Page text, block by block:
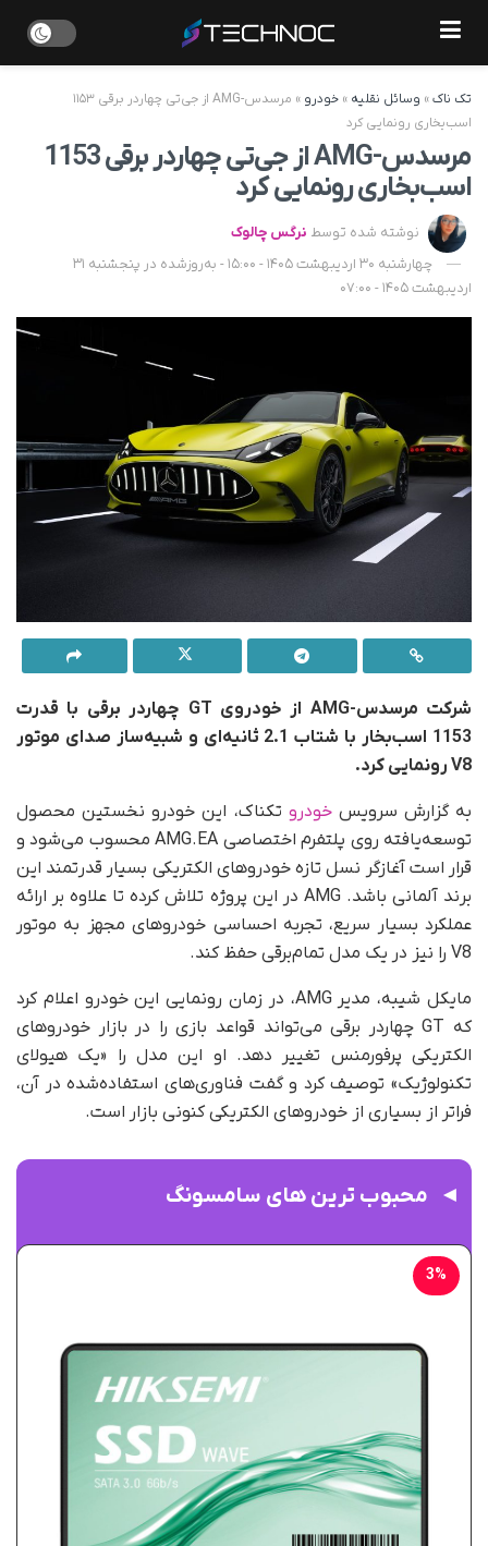
تک ناک» وسائل نقلیه » خودرو »
مرسدس-AMG از جی‌تی چهاردر برقی ۱۱۵۳
اسب‌بخاری رونمایی کرد
مرسدس-AMG از جی‌تی چهاردر برقی 1153
اسب‌بخاری رونمایی کرد
نوشته شده توسط نرگس چالوک
چهارشنبه 30 اردیبهشت 1405 - 15:00 - به‌روزشده در پنجشنبه 31
اردیبهشت 1405 - 07:00
شرکت مرسدس-AMG از خودروی GT چهاردر برقی با قدرت
1153 اسب‌بخار با شتاب 2.1 ثانیه‌ای و شبیه‌ساز صدای موتور
V8 رونمایی کرد.
به گزارش سرویسخودرو تکناک، این خودرو نخستین محصول
توسعه‌یافته روی پلتفرم اختصاصی AMG.EA محسوب می‌شود و
قرار است آغازگر نسل تازه خودروهای الکتریکی بسیار قدرتمند این
برند آلمانی باشد. AMG در این پروژه تلاش کرده تا علاوه بر ارائه
عملکرد بسیار سریع، تجربه احساسی خودروهای مجهز به موتور
V8 را نیز در یک مدل تمام‌برقی حفظ کند.
مایکل شیبه، مدیر AMG، در زمان رونمایی این خودرو اعلام کرد
که GT چهاردر برقی می‌تواند قواعد بازی را در بازار خودروهای
الکتریکی پرفورمنس تغییر دهد. او این مدل را «یک هیولای
تکنولوژیک» توصیف کرد و گفت فناوری‌های استفاده‌شده در آن،
فراتر از بسیاری از خودروهای الکتریکی کنونی بازار است.
محبوب ترین های سامسونگ
3%